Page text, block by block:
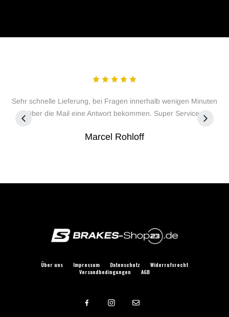
Sehr schnelle Lieferung, bei Fragen innerhalb wenigen Minuten
über die Mail eine Antwort bekommen. Super Service.
Marcel Rohloff
Über uns Impressum Datenschutz
Widerrufsrecht
Versandbedingungen
AGB